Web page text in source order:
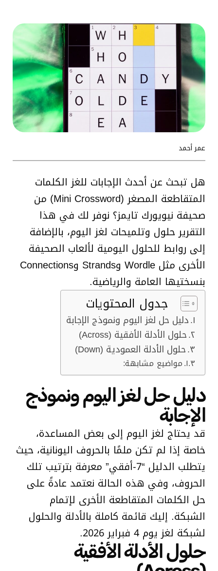
عمر أحمد
هل تبحث عن أحدث الإجابات للغز الكلمات
المتقاطعة المصغر (Mini Crossword) من
صحيفة نيويورك تايمز؟ نوفر لك في هذا
التقرير حلول وتلميحات لغز اليوم، بالإضافة
إلى روابط للحلول اليومية لألعاب الصحيفة
الأخرى مثل Wordle وStrands وConnections
بنسختيها العامة والرياضية.
جدول المحتويات
دليل حل لغز اليوم ونموذج الإجابة
حلول الأدلة الأفقية (Across)
حلول الأدلة العمودية (Down)
مواضيع مشابهة:
دليل حل لغز اليوم ونموذج
الإجابة
قد يحتاج لغز اليوم إلى بعض المساعدة،
خاصة إذا لم تكن ملمًا بالحروف اليونانية، حيث
يتطلب الدليل “7-أفقي” معرفة بترتيب تلك
الحروف، وفي هذه الحالة نعتمد عادةً على
حل الكلمات المتقاطعة الأخرى لإتمام
الشبكة. إليك قائمة كاملة بالأدلة والحلول
لشبكة لغز يوم 4 فبراير 2026.
حلول الأدلة الأفقية